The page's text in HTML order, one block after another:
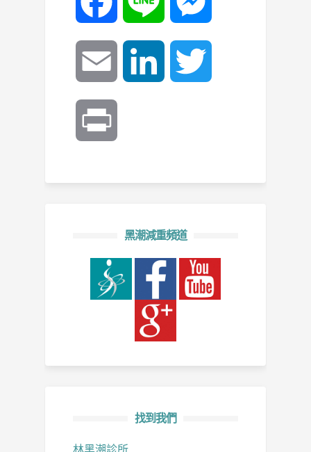
Email LinkedIn
黑潮減重頻道
找到我們
林黑潮診所